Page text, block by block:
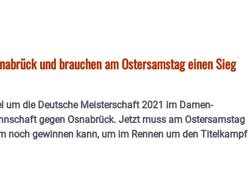
und brauchen am Ostersamstag einen Sieg
um die Deutsche Meisterschaft 2021 im Damen-
gegen Osnabrück. Jetzt muss am Ostersamstag
noch gewinnen kann, um im Rennen um den Titelkampf